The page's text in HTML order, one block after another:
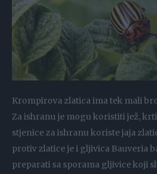
Krompirova zlatica ima tek mali
Za ishranu je mogu koristiti jež,
stjenice za ishranu koriste jaja
protiv zlatice je i gljivica Bauveria
preparati sa sporama gljivice koji